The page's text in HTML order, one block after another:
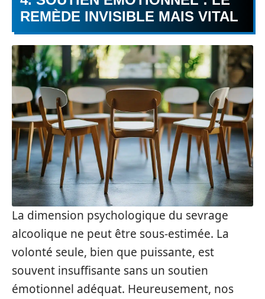
REMÈDE INVISIBLE MAIS VITAL
La dimension psychologique du sevrage
alcoolique ne peut être sous-estimée. La
volonté seule, bien que puissante, est
souvent insuffisante sans un soutien
émotionnel adéquat. Heureusement, nos